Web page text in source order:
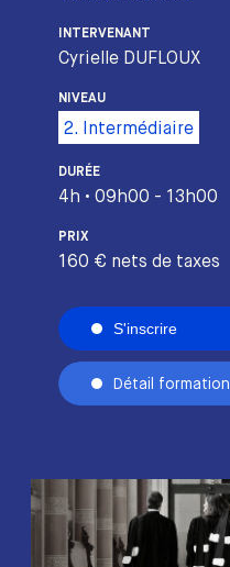
INTERVENANT
Cyrielle DUFLOUX
NIVEAU
2. Intermédiaire
DURÉE
4h • 09h00 - 13h00
PRIX
160 € nets de taxes
S'inscrire
Détail formation